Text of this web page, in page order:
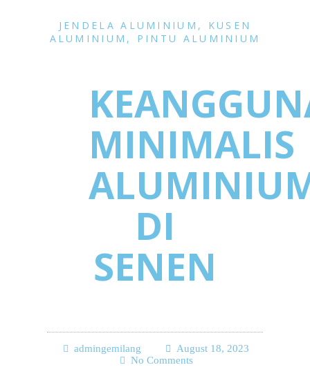
JENDELA ALUMINIUM , KUSEN
ALUMINIUM , PINTU ALUMINIUM
MINIMALIS
DI
SENEN
admingemilang
August 18, 2023
No Comments